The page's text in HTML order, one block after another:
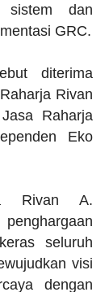
sistem dan
GRC.
diterima
Rivan
Raharja
Eko
Rivan A.
seluruh
visi
dengan